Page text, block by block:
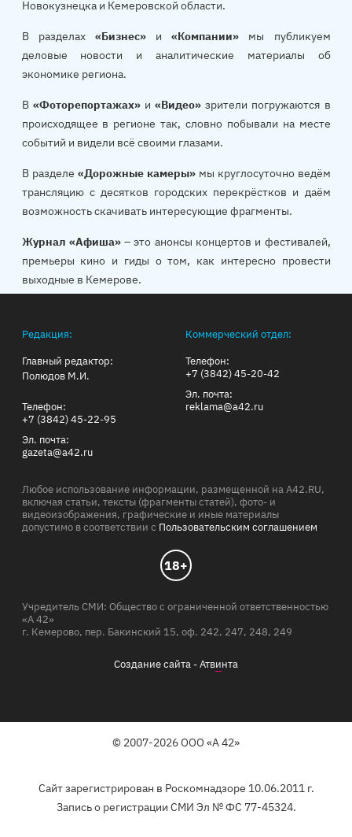
Новокузнецка и Кемеровской области.
В разделах «Бизнес»и«Компании» мы публикуем
деловые новости и аналитические материалы об
экономике региона.
В «Фоторепортажах»и«Видео» зрители погружаются в
происходящее в регионе так, словно побывали на месте
событий и видели всё своими глазами.
В разделе «Дорожные камеры»мы круглосуточно ведём
трансляцию с десятков городских перекрёстков и даём
возможность скачивать интересующие фрагменты.
Журнал «Афиша»– это анонсы концертов и фестивалей,
премьеры кино и гиды о том, как интересно провести
выходные в Кемерове.
Редакция:
Главный редактор:
Полюдов М.И.
Телефон:
+7 (3842) 45-22-95
Эл. почта:
gazeta@a42.ru
Коммерческий отдел:
Телефон:
+7 (3842) 45-20-42
Эл. почта:
reklama@a42.ru
Любое использование информации, размещенной на A42.RU,
включая статьи, тексты (фрагменты статей), фото- и
видеоизображения, графические и иные материалы
допустимо в соответствии с Пользовательским соглашением
18+
Учредитель СМИ: Общество с ограниченной ответственностью
«А 42»
г. Кемерово, пер. Бакинский 15, оф. 242, 247, 248, 249
Создание сайта -Атвинта
© 2007-2026 ООО «А 42»
Сайт зарегистрирован в Роскомнадзоре 10.06.2011 г.
Запись о регистрации СМИ Эл № ФС 77-45324.